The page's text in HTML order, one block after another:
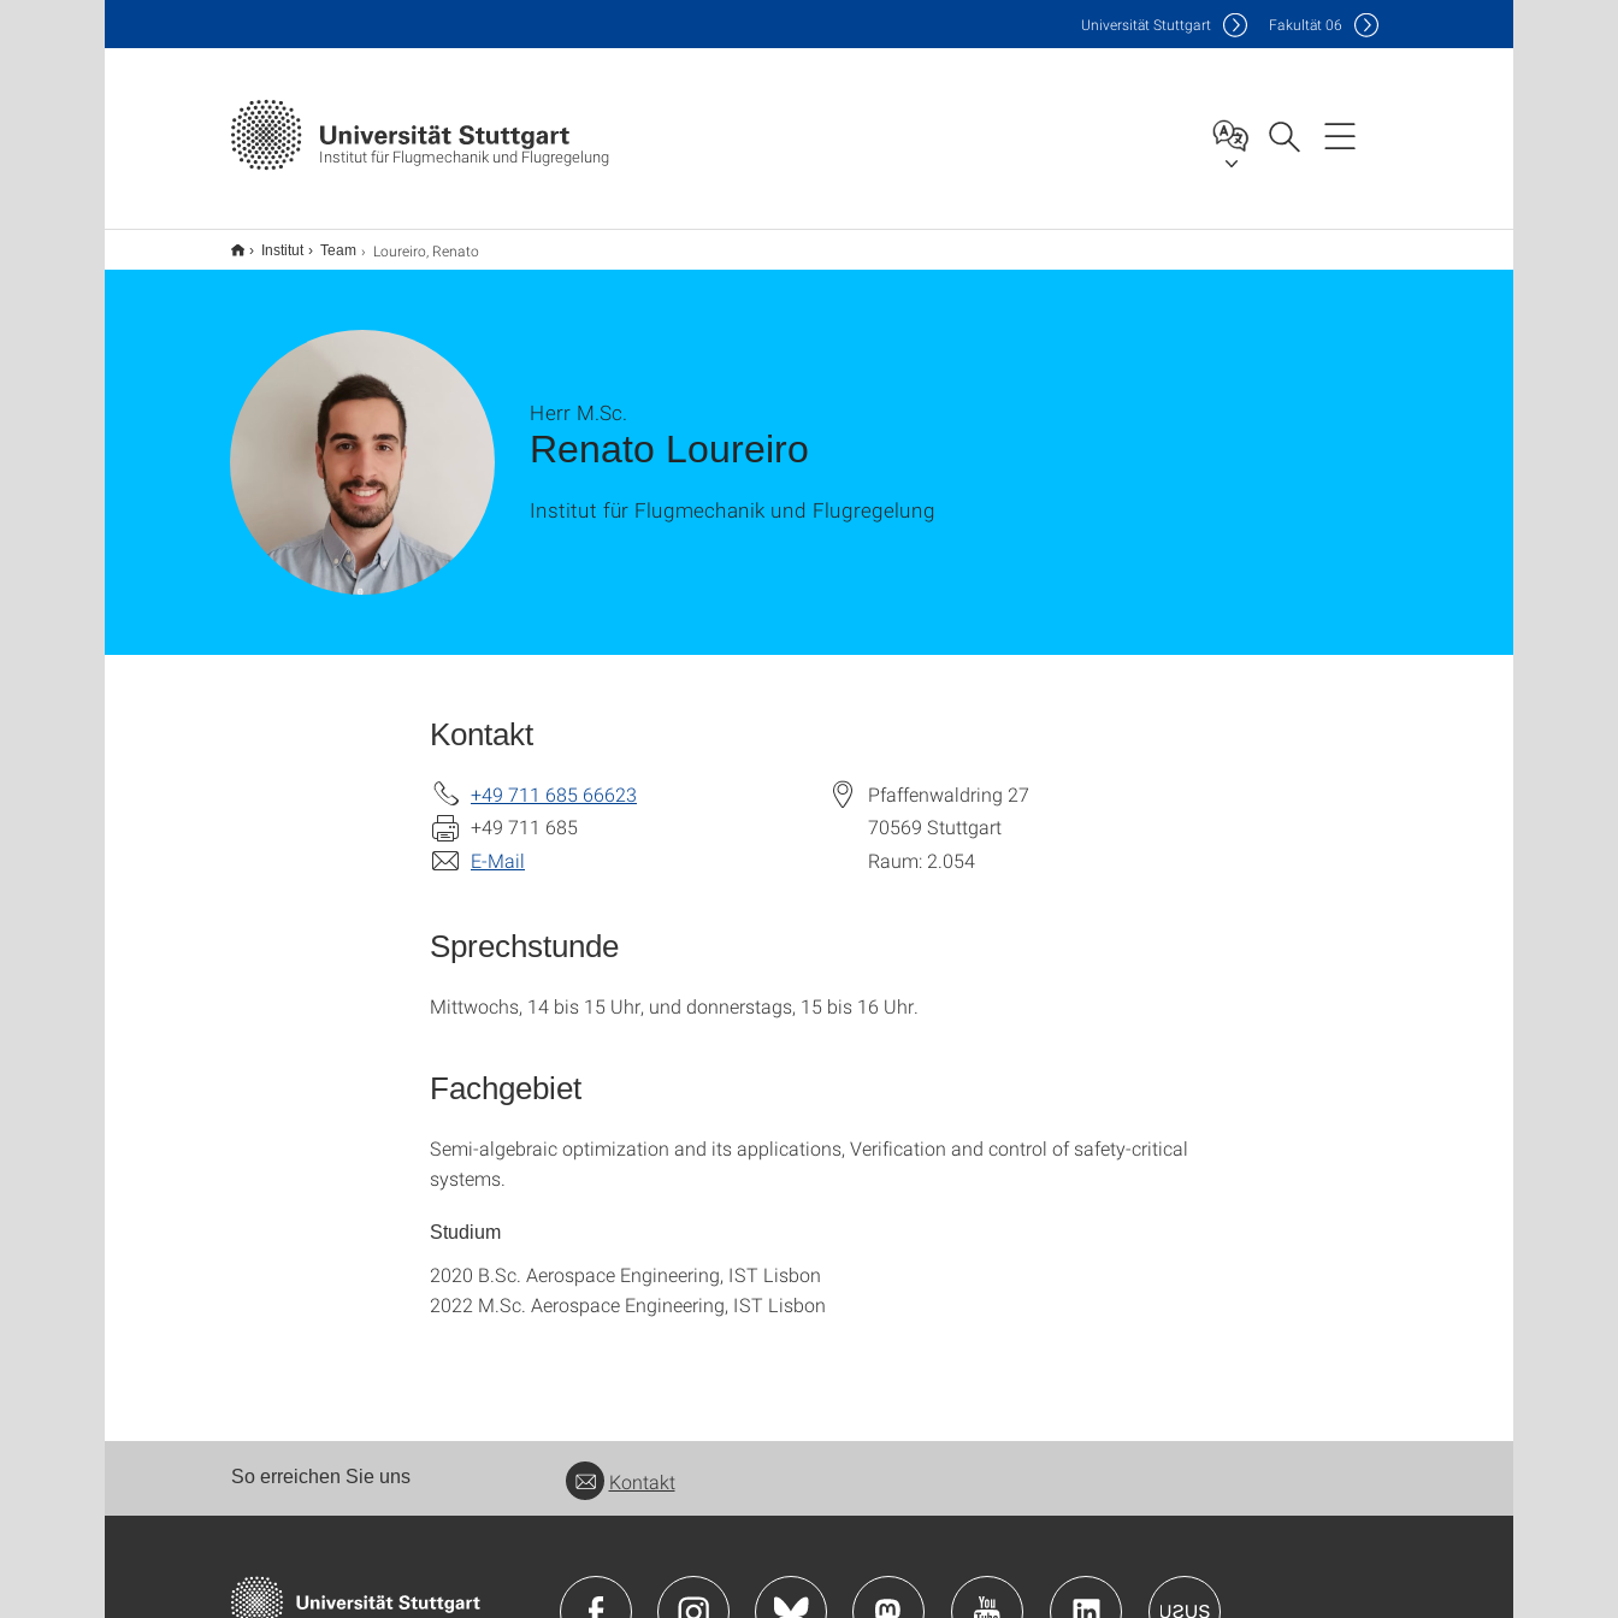
Institut für Flugmechanik und Flugregelung
Universität Stuttgart Fakultät06
Institut Team Loureiro, Renato
Renato Loureiro
Herr M.Sc.
Institut für Flugmechanik und Flugregelung
Kontakt
+49 711 685 66623
+49 711 685
E-Mail
Pfaffenwaldring 27
70569 Stuttgart
Raum: 2.054
Sprechstunde
Mittwochs, 14 bis 15 Uhr, und donnerstags, 15 bis 16 Uhr.
Fachgebiet
Semi-algebraic optimization and its applications, Verification and control of safety-critical
systems.
Studium
2020 B.Sc. Aerospace Engineering, IST Lisbon
2022 M.Sc. Aerospace Engineering, IST Lisbon
So erreichen Sie uns Kontakt